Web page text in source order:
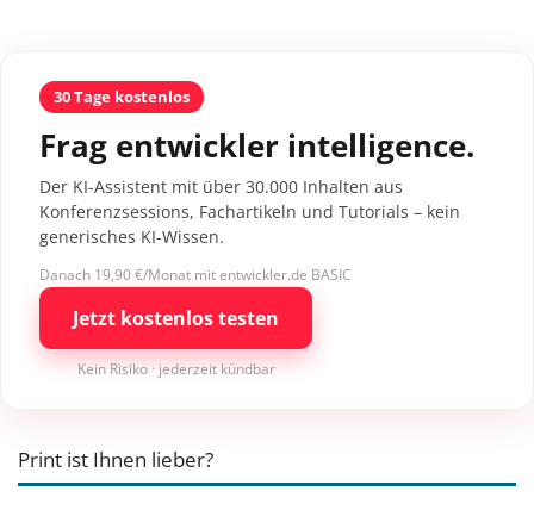
30 Tage kostenlos
Frag entwickler intelligence.
Der KI-Assistent mit über 30.000 Inhalten aus
Konferenzsessions, Fachartikeln und Tutorials – kein
generisches KI-Wissen.
Danach 19,90 €/Monat mit entwickler.de BASIC
Jetzt kostenlos testen
Kein Risiko · jederzeit kündbar
Print ist Ihnen lieber?